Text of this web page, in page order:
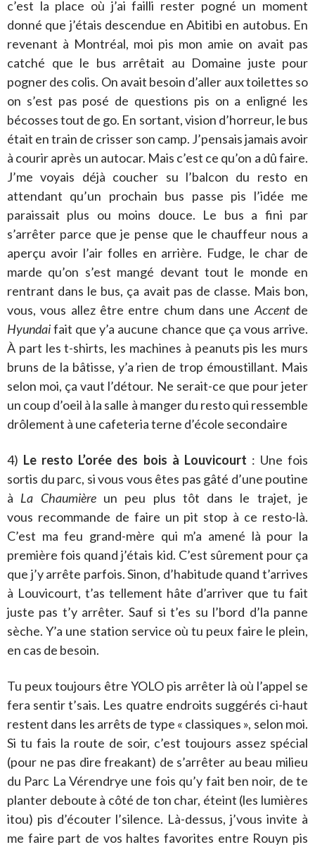
c’est la place où j’ai failli rester pogné un moment
donné que j’étais descendue en Abitibi en autobus. En
revenant à Montréal, moi pis mon amie on avait pas
catché que le bus arrêtait au Domaine juste pour
pogner des colis. On avait besoin d’aller aux toilettes so
on s’est pas posé de questions pis on a enligné les
bécosses tout de go. En sortant, vision d’horreur, le bus
était en train de crisser son camp. J’pensais jamais avoir
à courir après un autocar. Mais c’est ce qu’on a dû faire.
J’me voyais déjà coucher su l’balcon du resto en
attendant qu’un prochain bus passe pis l’idée me
paraissait plus ou moins douce. Le bus a fini par
s’arrêter parce que je pense que le chauffeur nous a
aperçu avoir l’air folles en arrière. Fudge, le char de
marde qu’on s’est mangé devant tout le monde en
rentrant dans le bus, ça avait pas de classe. Mais bon,
vous, vous allez être entre chum dans une Accentde
Hyundaifait que y’a aucune chance que ça vous arrive.
À part les t-shirts, les machines à peanuts pis les murs
bruns de la bâtisse, y’a rien de trop émoustillant. Mais
selon moi, ça vaut l’détour. Ne serait-ce que pour jeter
un coup d’oeil à la salle à manger du resto qui ressemble
drôlement à une cafeteria terne d’école secondaire
4) Le resto L’orée des bois à Louvicourt : Une fois
sortis du parc, si vous vous êtes pas gâté d’une poutine
à La Chaumièreun peu plus tôt dans le trajet, je
vous recommande de faire un pit stop à ce resto-là.
C’est ma feu grand-mère qui m’a amené là pour la
première fois quand j’étais kid. C’est sûrement pour ça
que j’y arrête parfois. Sinon, d’habitude quand t’arrives
à Louvicourt, t’as tellement hâte d’arriver que tu fait
juste pas t’y arrêter. Sauf si t’es su l’bord d’la panne
sèche. Y’a une station service où tu peux faire le plein,
en cas de besoin.
Tu peux toujours être YOLO pis arrêter là où l’appel se
fera sentir t’sais. Les quatre endroits suggérés ci-haut
restent dans les arrêts de type « classiques », selon moi.
Si tu fais la route de soir, c’est toujours assez spécial
(pour ne pas dire freakant) de s’arrêter au beau milieu
du Parc La Vérendrye une fois qu’y fait ben noir, de te
planter deboute à côté de ton char, éteint (les lumières
itou) pis d’écouter l’silence. Là-dessus, j’vous invite à
me faire part de vos haltes favorites entre Rouyn pis